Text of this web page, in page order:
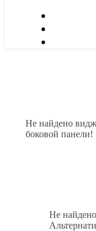
Не найдено
боковой панели!
Не